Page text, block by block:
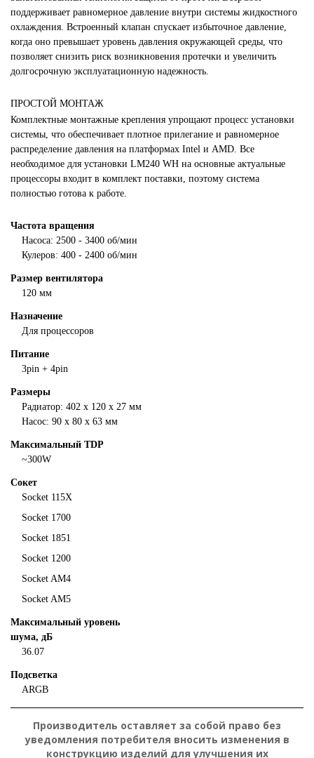
поддерживает равномерное давление внутри системы жидкостного
охлаждения. Встроенный клапан спускает избыточное давление,
когда оно превышает уровень давления окружающей среды, что
позволяет снизить риск возникновения протечки и увеличить
долгосрочную эксплуатационную надежность.
ПРОСТОЙ МОНТАЖ
Комплектные монтажные крепления упрощают процесс установки
системы, что обеспечивает плотное прилегание и равномерное
распределение давления на платформах Intel и AMD. Все
необходимое для установки LM240 WH на основные актуальные
процессоры входит в комплект поставки, поэтому система
полностью готова к работе.
Частота вращения
Насоса: 2500 - 3400 об/мин
Кулеров: 400 - 2400 об/мин
Размер вентилятора
120 мм
Назначение
Для процессоров
Питание
3pin + 4pin
Размеры
Радиатор: 402 x 120 x 27 мм
Насос: 90 x 80 x 63 мм
Максимальный TDP
~300W
Сокет
Socket 115X
Socket 1700
Socket 1851
Socket 1200
Socket AM4
Socket AM5
Максимальный уровень
шума, дБ
36.07
Подсветка
ARGB
Производитель оставляет за собой право без
уведомления потребителя вносить изменения в
конструкцию изделий для улучшения их